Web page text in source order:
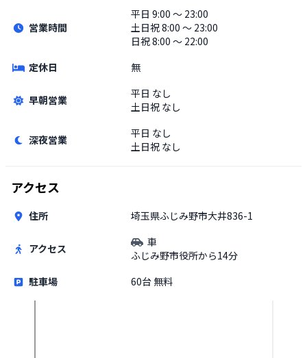
営業時間
平日 9:00 〜 23:00
土日祝8:00 〜 23:00
日祝 8:00 〜 22:00
定休日
無
早朝営業 平日 なし
土日祝 なし
深夜営業 平日 なし
土日祝 なし
アクセス
住所 埼玉県ふじみ野市大井836-1
アクセス
車
ふじみ野市役所から14分
駐車場
60台 無料